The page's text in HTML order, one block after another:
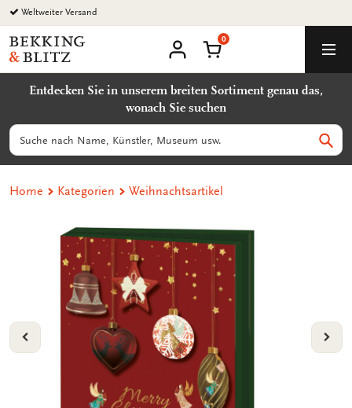
Zurück
zum
Inhalt
Weltweiter Versand
Bekking
&
Uitgevers
Warenkorb
0
Entdecken Sie in unserem breiten Sortiment genau das,
wonach Sie suchen
Suchen
Home Kategorien Weihnachtsartikel
VORIGE